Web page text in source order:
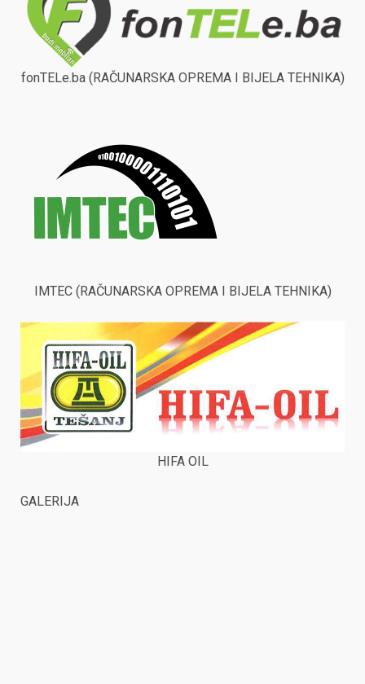
fonTELe.ba (RAČUNARSKA OPREMA I BIJELA TEHNIKA)
IMTEC (RAČUNARSKA OPREMA I BIJELA TEHNIKA)
HIFA OIL
GALERIJA